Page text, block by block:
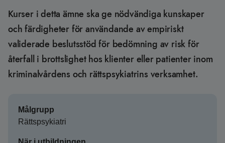
Kurser i detta ämne ska ge nödvändiga kunskaper
och färdigheter för användande av empiriskt
validerade beslutsstöd för bedömning av risk för
återfall i brottslighet hos klienter eller patienter inom
kriminalvårdens och rättspsykiatrins verksamhet.
Målgrupp
Rättspsykiatri